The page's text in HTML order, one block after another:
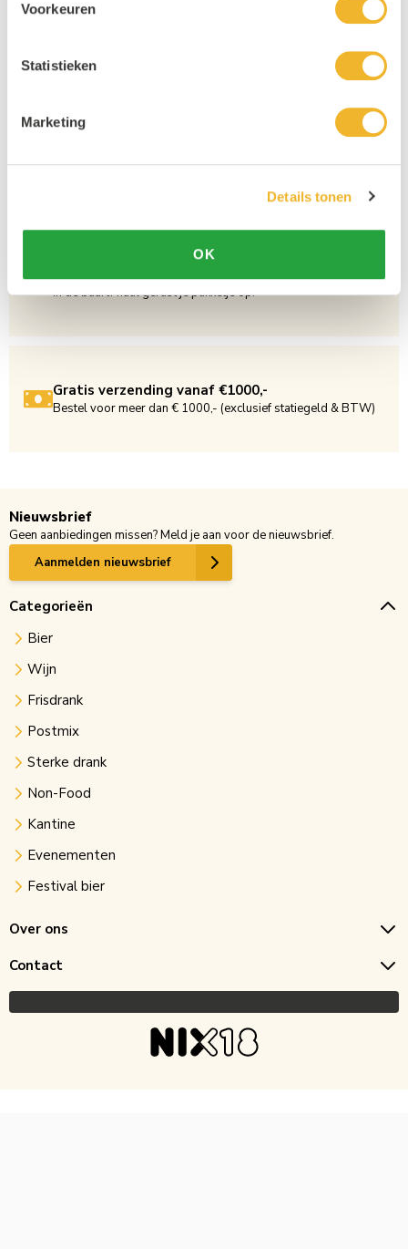
Voorkeuren
Statistieken
Marketing
Details tonen
OK
vakkundige klantenservice klaar.
Afhaalshop
In de buurt? haal gerust je pakketje op!
Gratis verzending vanaf €1000,-
Bestel voor meer dan € 1000,- (exclusief statiegeld & BTW)
Nieuwsbrief
Geen aanbiedingen missen? Meld je aan voor de nieuwsbrief.
Aanmelden nieuwsbrief
Categorieën
Bier
Wijn
Frisdrank
Postmix
Sterke drank
Non-Food
Kantine
Evenementen
Festival bier
Over ons
Contact